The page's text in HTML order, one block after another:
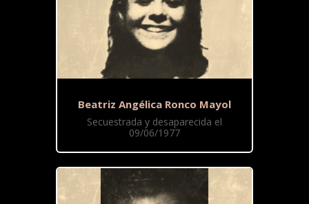
Beatriz Angélica Ronco Mayol
Secuestrada y desaparecida el
09/06/1977